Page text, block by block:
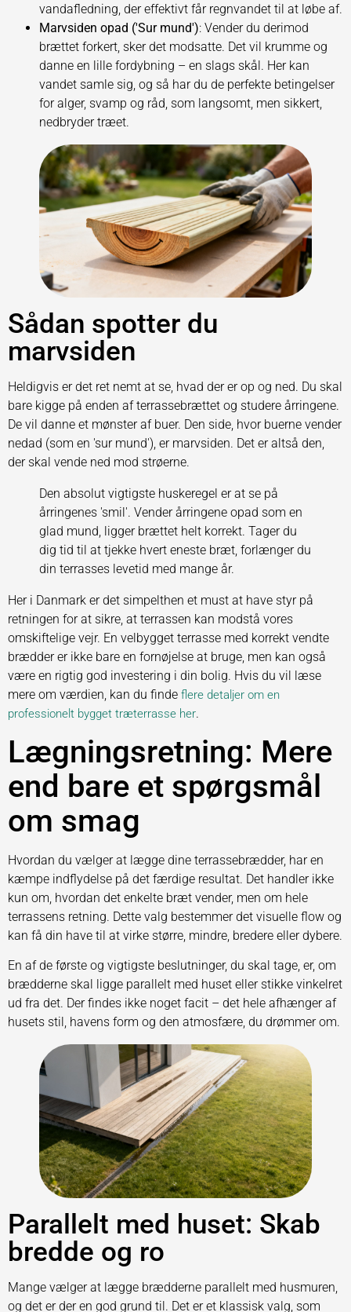
vandafledning, der effektivt får regnvandet til at løbe af.
Marvsiden opad ('Sur mund'): Vender du derimod
brættet forkert, sker det modsatte. Det vil krumme og
danne en lille fordybning – en slags skål. Her kan
vandet samle sig, og så har du de perfekte betingelser
for alger, svamp og råd, som langsomt, men sikkert,
nedbryder træet.
Sådan spotter du
marvsiden
Heldigvis er det ret nemt at se, hvad der er op og ned. Du skal
bare kigge på enden af terrassebrættet og studere årringene.
De vil danne et mønster af buer. Den side, hvor buerne vender
nedad (som en 'sur mund'), er marvsiden. Det er altså den,
der skal vende ned mod strøerne.
Den absolut vigtigste huskeregel er at se på
årringenes 'smil'. Vender årringene opad som en
glad mund, ligger brættet helt korrekt. Tager du
dig tid til at tjekke hvert eneste bræt, forlænger du
din terrasses levetid med mange år.
Her i Danmark er det simpelthen et must at have styr på
retningen for at sikre, at terrassen kan modstå vores
omskiftelige vejr. En velbygget terrasse med korrekt vendte
brædder er ikke bare en fornøjelse at bruge, men kan også
være en rigtig god investering i din bolig. Hvis du vil læse
mere om værdien, kan du finde flere detaljer om en
professionelt bygget træterrasse her.
Lægningsretning: Mere
end bare et spørgsmål
om smag
Hvordan du vælger at lægge dine terrassebrædder, har en
kæmpe indflydelse på det færdige resultat. Det handler ikke
kun om, hvordan det enkelte bræt vender, men om hele
terrassens retning. Dette valg bestemmer det visuelle flow og
kan få din have til at virke større, mindre, bredere eller dybere.
En af de første og vigtigste beslutninger, du skal tage, er, om
brædderne skal ligge parallelt med huset eller stikke vinkelret
ud fra det. Der findes ikke noget facit – det hele afhænger af
husets stil, havens form og den atmosfære, du drømmer om.
Parallelt med huset: Skab
bredde og ro
Mange vælger at lægge brædderne parallelt med husmuren,
og det er der en god grund til. Det er et klassisk valg, som